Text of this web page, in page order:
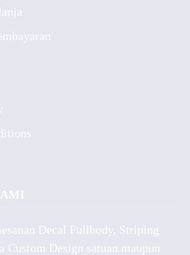
Decal Fullbody, Striping
Custom Design satuan maupun